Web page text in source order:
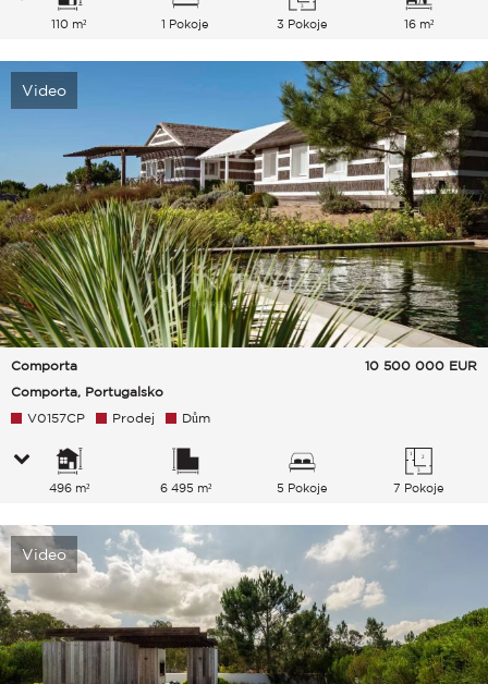
110 m² 1 Pokoje 3 Pokoje 16 m²
Video
Comporta
Comporta, Portugalsko
10 500 000 EUR
V0157CP Prodej Dům
496 m² 6 495 m² 5 Pokoje 7 Pokoje
Video